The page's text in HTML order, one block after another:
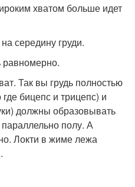
хватом больше идет
середину груди.
равномерно.
Так вы грудь полностью
бицепс и трицепс) и
должны образовывать
параллельно полу. А
Локти в жиме лежа